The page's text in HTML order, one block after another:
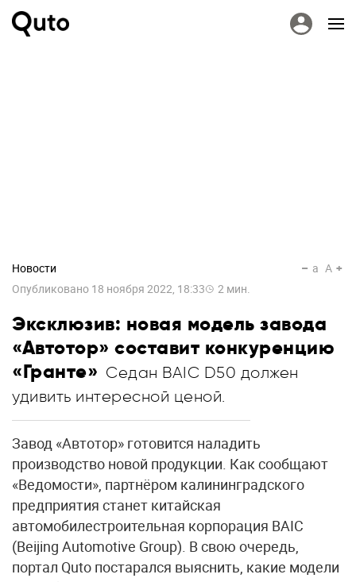
Новости
Опубликовано 18 ноября 2022, 18:33 2 мин.
a A
Эксклюзив: новая модель завода
«Автотор» составит конкуренцию
«Гранте» Седан BAIC D50 должен
удивить интересной ценой.
Завод «Автотор» готовится наладить
производство новой продукции. Как сообщают
«Ведомости», партнёром калининградского
предприятия станет китайская
автомобилестроительная корпорация BAIC
(Beijing Automotive Group). В свою очередь,
портал Quto постарался выяснить, какие модели